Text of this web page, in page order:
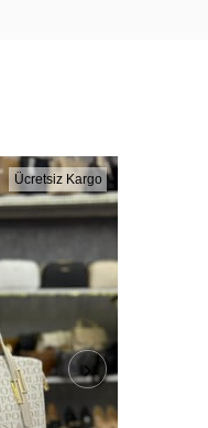
Ücretsiz Kargo